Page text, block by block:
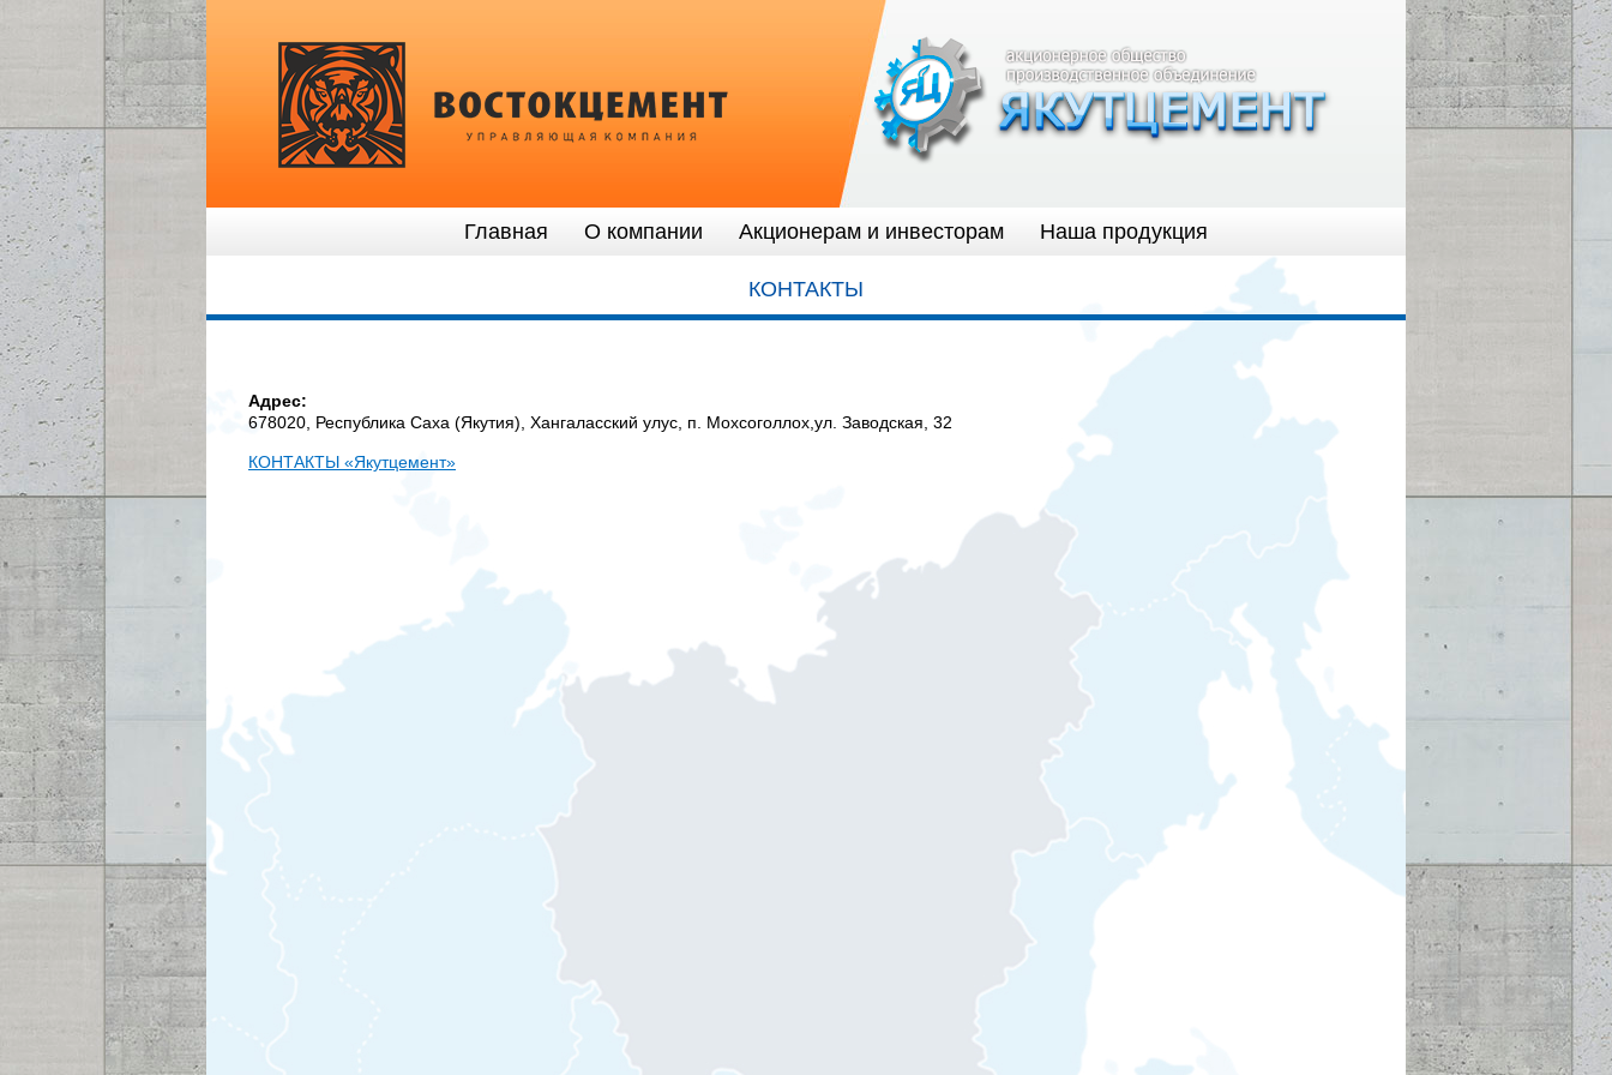
Главная О компании Акционерам и инвесторам Наша продукция
КОНТАКТЫ
Адрес:
678020, Республика Саха (Якутия), Хангаласский улус, п. Мохсоголлох,ул. Заводская, 32
КОНТАКТЫ «Якутцемент»